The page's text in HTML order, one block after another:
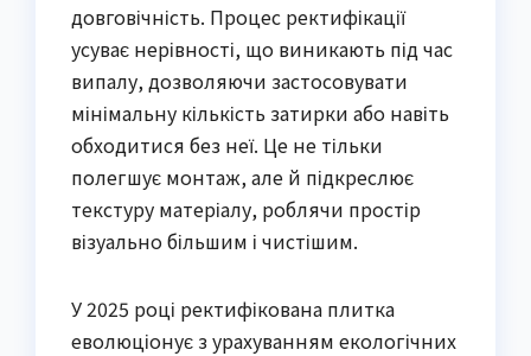
довговічність. Процес ректифікації
усуває нерівності, що виникають під час
випалу, дозволяючи застосовувати
мінімальну кількість затирки або навіть
обходитися без неї. Це не тільки
полегшує монтаж, але й підкреслює
текстуру матеріалу, роблячи простір
візуально більшим і чистішим.
У 2025 році ректифікована плитка
еволюціонує з урахуванням екологічних